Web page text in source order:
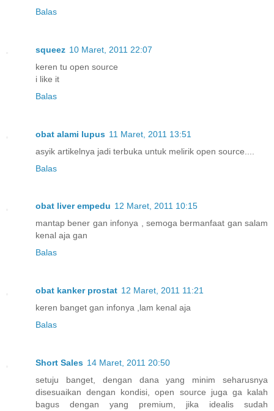
Balas
squeez 10 Maret, 2011 22:07
keren tu open source
i like it
Balas
obat alami lupus 11 Maret, 2011 13:51
asyik artikelnya jadi terbuka untuk melirik open source....
Balas
obat liver empedu 12 Maret, 2011 10:15
mantap bener gan infonya , semoga bermanfaat gan salam
kenal aja gan
Balas
obat kanker prostat 12 Maret, 2011 11:21
keren banget gan infonya ,lam kenal aja
Balas
Short Sales 14 Maret, 2011 20:50
setuju banget, dengan dana yang minim seharusnya
disesuaikan dengan kondisi, open source juga ga kalah
bagus dengan yang premium, jika idealis sudah